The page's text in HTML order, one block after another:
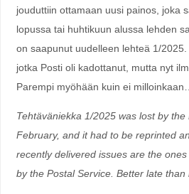
jouduttiin ottamaan uusi painos, joka
lopussa tai huhtikuun alussa lehden
on saapunut uudelleen lehteä 1/2025.
jotka Posti oli kadottanut, mutta nyt
Parempi myöhään kuin ei milloinkaan…
Tehtäväniekka 1/2025 was lost by
February, and it had to be reprinted
recently delivered issues are the
by the Postal Service. Better late